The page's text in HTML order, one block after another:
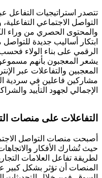
تتصدر استراتيجيات التفاعل
التواصل الاجتماعي
والمحتوى الحصري من وراء
ابتكار أساليب جديدة
الرقمي على بناء الولاء
يشعر المعجبون بأنهم
المعجبين والتفاعلات عبر
مشاركين فاعلين في سردية
الإجمالي لجهود التأييد
التفاعلات على منصات
أصبحت منصات التواصل
حيث تُشارك الأفكار
لطريقة تفاعل العلامات
المنصات أن تؤثر بشكل كبير